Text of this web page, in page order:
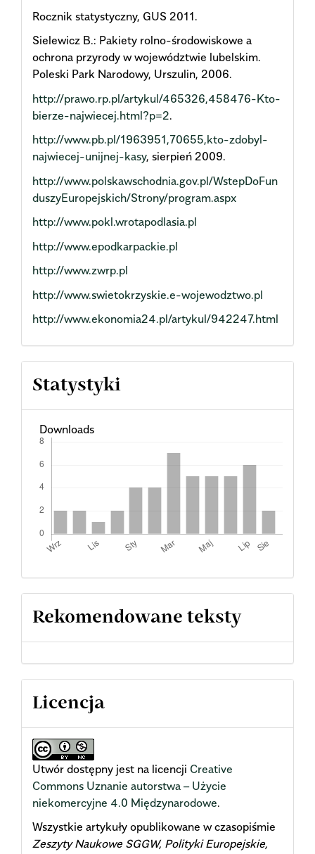
Rocznik statystyczny, GUS 2011.
Sielewicz B.: Pakiety rolno-środowiskowe a
ochrona przyrody w województwie lubelskim.
Poleski Park Narodowy, Urszulin, 2006.
http://prawo.rp.pl/artykul/465326,458476-Kto-
bierze-najwiecej.html?p=2.
http://www.pb.pl/1963951,70655,kto-zdobyl-
najwiecej-unijnej-kasy, sierpień 2009.
http://www.polskawschodnia.gov.pl/WstepDoFun
duszyEuropejskich/Strony/program.aspx
http://www.pokl.wrotapodlasia.pl
http://www.epodkarpackie.pl
http://www.zwrp.pl
http://www.swietokrzyskie.e-wojewodztwo.pl
http://www.ekonomia24.pl/artykul/942247.html
Statystyki
Downloads
Rekomendowane teksty
Licencja
Utwór dostępny jest na licencji Creative
Commons Uznanie autorstwa – Użycie
niekomercyjne 4.0 Międzynarodowe.
Wszystkie artykuły opublikowane w czasopiśmie
Zeszyty Naukowe SGGW, Polityki Europejskie,